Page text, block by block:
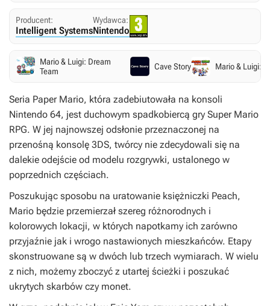
Producent:
Intelligent Systems
Wydawca:
Nintendo
Mario & Luigi: Dream
Team
Cave Story Mario & Luigi:
Seria Paper Mario, która zadebiutowała na konsoli
Nintendo 64, jest duchowym spadkobiercą gry Super Mario
RPG. W jej najnowszej odsłonie przeznaczonej na
przenośną konsolę 3DS, twórcy nie zdecydowali się na
dalekie odejście od modelu rozgrywki, ustalonego w
poprzednich częściach.
Poszukując sposobu na uratowanie księżniczki Peach,
Mario będzie przemierzał szereg różnorodnych i
kolorowych lokacji, w których napotkamy ich zarówno
przyjaźnie jak i wrogo nastawionych mieszkańców. Etapy
skonstruowane są w dwóch lub trzech wymiarach. W wielu
z nich, możemy zboczyć z utartej ścieżki i poszukać
ukrytych skarbów czy monet.